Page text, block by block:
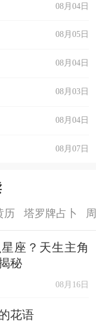
08月04日
08月05日
08月04日
08月03日
08月04日
08月07日
历 塔罗牌占卜
座？天生主角
秘
08月16日
花语